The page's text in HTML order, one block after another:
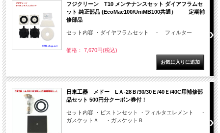
フジクリーン T10 メンテナンスセット ダイアフラムセ
ット 純正部品 (EcoMac100/UniMB100共通） 定期補
修部品
セット内容 ・ダイヤフラムセット ・ フィルター
価格： 7,670円(税込)
日東工器 メドー LＡ-28Ｂ/30/30Ｅ/40Ｅ/40C用補修部
品セット 500円分クーポン券付！
セット内容 ・ピストンセット ・フィルタエレメント ・
ガスケットＡ ・ガスケットＢ